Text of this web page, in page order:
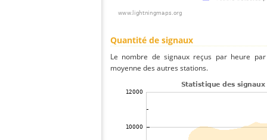
Quantité de signaux
Le nombre de signaux reçus par heure
moyenne des autres stations.